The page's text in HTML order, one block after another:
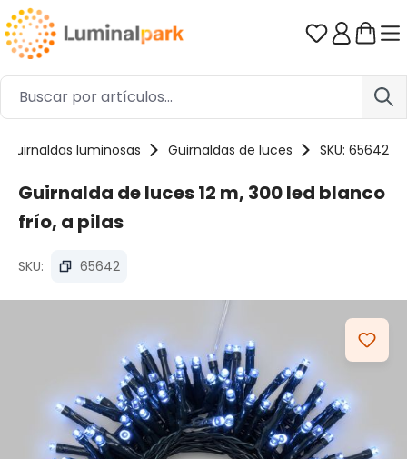
Saltar al contenido principal Tienes 0
Guirnaldas luminosas Guirnaldas de luces SKU: 65642
Guirnalda de luces 12 m, 300 led blanco
frío, a pilas
SKU: 65642